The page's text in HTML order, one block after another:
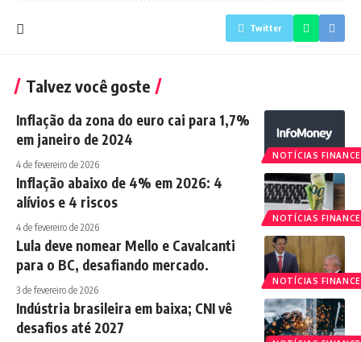
Twitter
Talvez você goste
NOTÍCIAS
Inflação da zona do euro cai para 1,7%
em janeiro de 2024
4 de fevereiro de 2026
NOTÍCIAS
Inflação abaixo de 4% em 2026: 4
alívios e 4 riscos
4 de fevereiro de 2026
NOTÍCIAS
Lula deve nomear Mello e Cavalcanti
para o BC, desafiando mercado.
3 de fevereiro de 2026
Indústria brasileira em baixa; CNI vê
desafios até 2027